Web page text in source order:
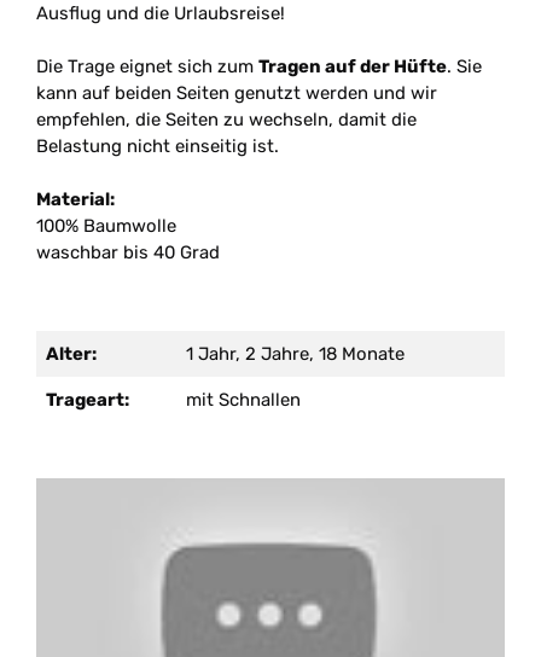
Ausflug und die Urlaubsreise!
Die Trage eignet sich zum Tragen auf der Hüfte. Sie
kann auf beiden Seiten genutzt werden und wir
empfehlen, die Seiten zu wechseln, damit die
Belastung nicht einseitig ist.
Material:
100% Baumwolle
waschbar bis 40 Grad
Alter: 1 Jahr, 2 Jahre, 18 Monate
Trageart: mit Schnallen